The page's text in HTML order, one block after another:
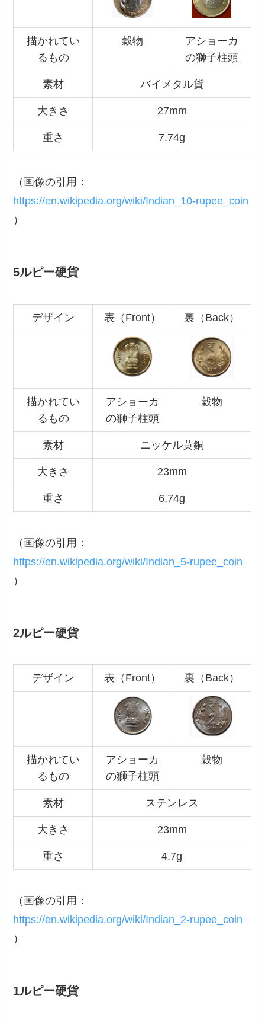
描かれてい
るもの
穀物
アショーカ
の獅子柱頭
素材 バイメタル貨
大きさ 27mm
重さ 7.74g
（画像の引用：
https://en.wikipedia.org/wiki/Indian_10-rupee_coin
）
5ルピー硬貨
デザイン 表（Front） 裏（Back）
描かれてい
るもの
アショーカ
の獅子柱頭
穀物
素材 ニッケル黄銅
大きさ 23mm
重さ 6.74g
（画像の引用：
https://en.wikipedia.org/wiki/Indian_5-rupee_coin
）
2ルピー硬貨
デザイン 表（Front） 裏（Back）
描かれてい
るもの
アショーカ
の獅子柱頭
穀物
素材 ステンレス
大きさ 23mm
重さ 4.7g
（画像の引用：
https://en.wikipedia.org/wiki/Indian_2-rupee_coin
）
1ルピー硬貨